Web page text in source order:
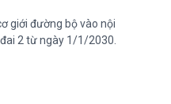
giới đường bộ vào nội
2 từ ngày 1/1/2030.